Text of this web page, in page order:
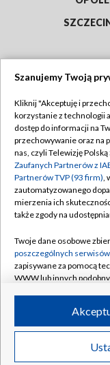
Abonament TVP
Emisja w TVP
Centrum
Naziemna
Rada Programowa
System NOS
Informacje o
Program dla prasy
Ogłoszenie
©2026
Szanujemy Twoją
Kliknij "Akceptuję i
korzystanie z technologii
dostęp do informacji na
przechowywanie oraz na
nas, czyli Telewizję
Zaufanych Partnerów z
Partnerów TVP (93 firm),
zautomatyzowanego
mierzenia ich
także zgody na
Twoje dane osobowe
poszczególnych serwisów
zapisywane za pomocą
WWW lub innych
ruchu w Internecie.
Twoje dane osobowe
poszczególnych serwisów